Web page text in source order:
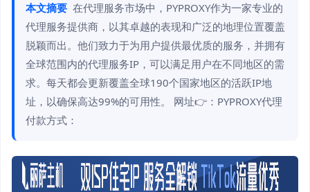
本文摘要 在代理服务市场中，PYPROXY作为一家专业的
代理服务提供商，以其卓越的表现和广泛的地理位置覆盖
脱颖而出。他们致力于为用户提供最优质的服务，并拥有
全球范围内的代理服务IP，可以满足用户在不同地区的需
求。每天都会更新覆盖全球190个国家地区的活跃IP地
址，以确保高达99%的可用性。 网址👉：PYPROXY代理
付款方式：